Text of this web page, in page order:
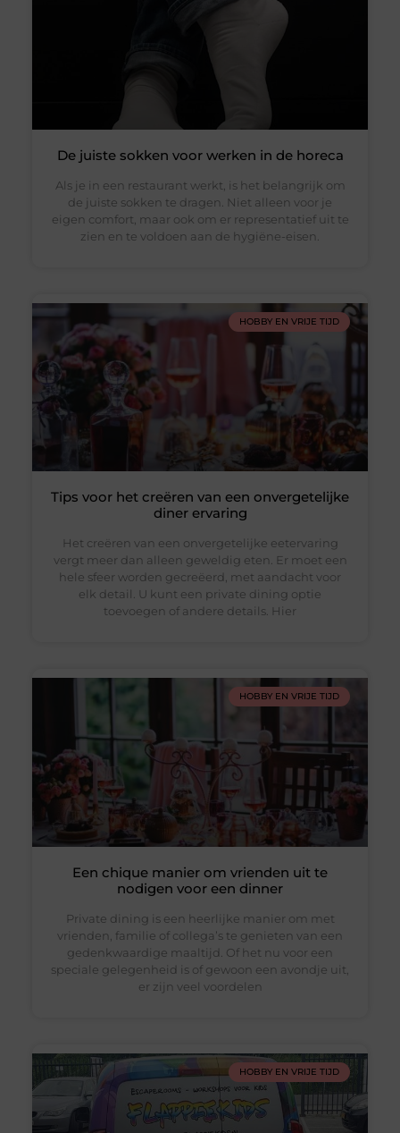
De juiste sokken voor werken in de horeca
Als je in een restaurant werkt, is het belangrijk om
de juiste sokken te dragen. Niet alleen voor je
eigen comfort, maar ook om er representatief uit te
zien en te voldoen aan de hygiëne-eisen.
HOBBY EN VRIJE TIJD
Tips voor het creëren van een onvergetelijke
diner ervaring
Het creëren van een onvergetelijke eetervaring
vergt meer dan alleen geweldig eten. Er moet een
hele sfeer worden gecreëerd, met aandacht voor
elk detail. U kunt een private dining optie
toevoegen of andere details. Hier
HOBBY EN VRIJE TIJD
Een chique manier om vrienden uit te
nodigen voor een dinner
Private dining is een heerlijke manier om met
vrienden, familie of collega’s te genieten van een
gedenkwaardige maaltijd. Of het nu voor een
speciale gelegenheid is of gewoon een avondje uit,
er zijn veel voordelen
HOBBY EN VRIJE TIJD